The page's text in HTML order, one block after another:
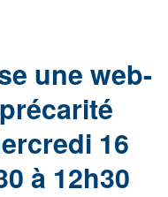
une web-
16
à 12h30